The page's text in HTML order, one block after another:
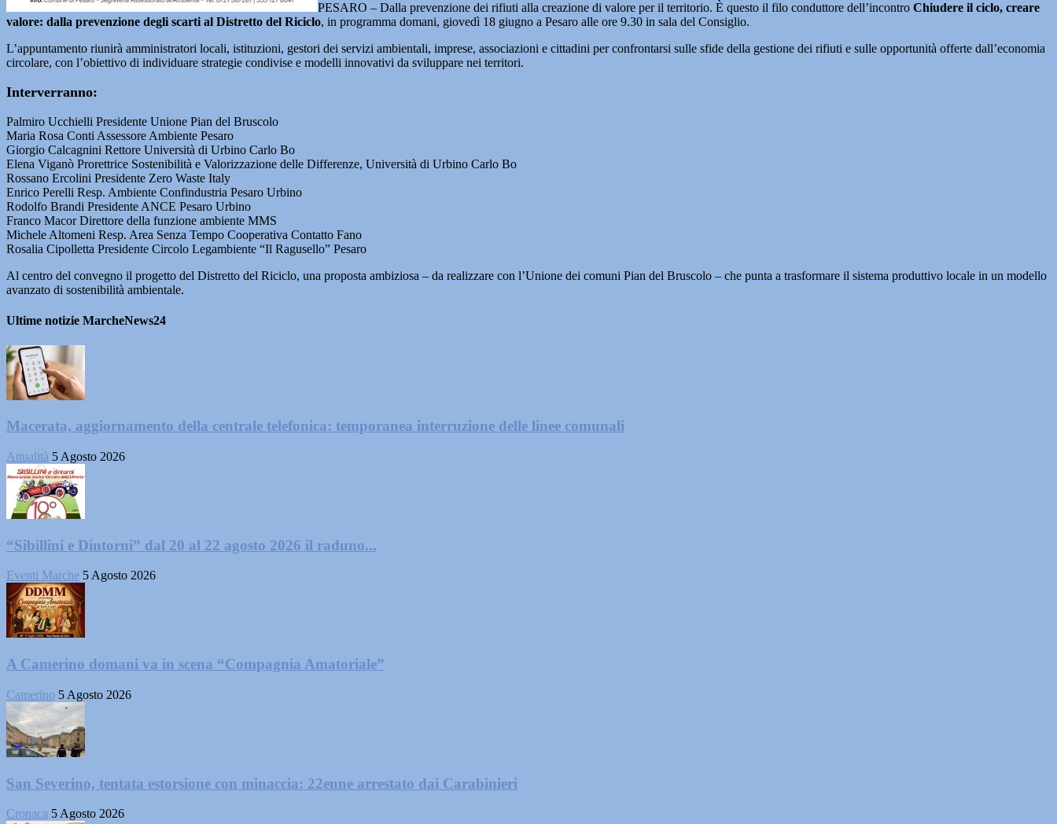
PESARO – Dalla prevenzione dei rifiuti alla creazione di valore per il territorio. È questo il filo conduttore dell’incontro Chiudere il ciclo, creare
valore: dalla prevenzione degli scarti al Distretto del Riciclo, in programma domani, giovedì 18 giugno a Pesaro alle ore 9.30 in sala del Consiglio.
L’appuntamento riunirà amministratori locali, istituzioni, gestori dei servizi ambientali, imprese, associazioni e cittadini per confrontarsi sulle sfide della gestione dei rifiuti e sulle opportunità offerte dall’economia
circolare, con l’obiettivo di individuare strategie condivise e modelli innovativi da sviluppare nei territori.
Interverranno:
Palmiro Ucchielli Presidente Unione Pian del Bruscolo
Maria Rosa Conti Assessore Ambiente Pesaro
Giorgio Calcagnini Rettore Università di Urbino Carlo Bo
Elena Viganò Prorettrice Sostenibilità e Valorizzazione delle Differenze, Università di Urbino Carlo Bo
Rossano Ercolini Presidente Zero Waste Italy
Enrico Perelli Resp. Ambiente Confindustria Pesaro Urbino
Rodolfo Brandi Presidente ANCE Pesaro Urbino
Franco Macor Direttore della funzione ambiente MMS
Michele Altomeni Resp. Area Senza Tempo Cooperativa Contatto Fano
Rosalia Cipolletta Presidente Circolo Legambiente “Il Ragusello” Pesaro
Al centro del convegno il progetto del Distretto del Riciclo, una proposta ambiziosa – da realizzare con l’Unione dei comuni Pian del Bruscolo – che punta a trasformare il sistema produttivo locale in un modello
avanzato di sostenibilità ambientale.
Ultime notizie MarcheNews24
Macerata, aggiornamento della centrale telefonica: temporanea interruzione delle linee comunali
Attualità 5 Agosto 2026
“Sibillini e Dintorni” dal 20 al 22 agosto 2026 il raduno...
Eventi Marche 5 Agosto 2026
A Camerino domani va in scena “Compagnia Amatoriale”
Camerino 5 Agosto 2026
San Severino, tentata estorsione con minaccia: 22enne arrestato dai Carabinieri
Cronaca 5 Agosto 2026